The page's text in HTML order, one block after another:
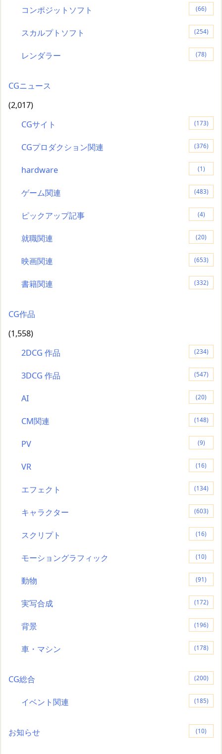
コンポジットソフト (66)
スカルプトソフト (254)
レンダラー (78)
CGニュース
(2,017)
CGサイト
(173)
CGプロダクション関連 (376)
hardware (1)
ゲーム関連 (483)
ピックアップ記事 (4)
就職関連 (20)
映画関連 (653)
書籍関連 (332)
CG作品
(1,558)
2DCG 作品
(234)
3DCG 作品 (547)
AI (20)
CM関連 (148)
PV (9)
VR (16)
エフェクト (134)
キャラクター (603)
スクリプト (16)
モーショングラフィック (10)
動物 (91)
実写合成 (172)
背景 (196)
車・マシン (178)
CG総合 (200)
イベント関連 (185)
お知らせ (10)